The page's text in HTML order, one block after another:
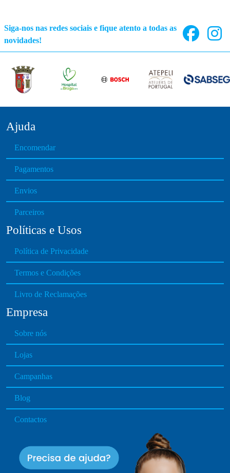
Siga-nos nas redes sociais e fique atento a todas as
novidades!
Ajuda
Encomendar
Pagamentos
Envios
Parceiros
Políticas e Usos
Política de Privacidade
Termos e Condições
Livro de Reclamações
Empresa
Sobre nós
Lojas
Campanhas
Blog
Contactos